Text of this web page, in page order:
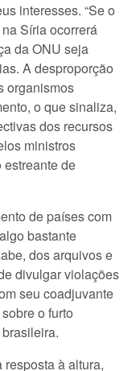
interesses. “Se o
Síria ocorrerá
da ONU seja
A desproporção
organismos
o que sinaliza,
dos recursos
ministros
de
de países com
bastante
dos arquivos e
divulgar violações
seu coadjuvante
o furto
à altura,